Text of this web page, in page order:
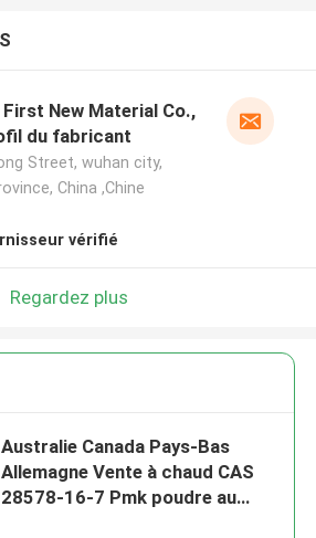
First New Material Co.,
du fabricant
Street, wuhan city,
China ,Chine
vérifié
Regardez plus
Australie Canada Pays-Bas
Allemagne Vente à chaud CAS
28578-16-7 Pmk poudre au